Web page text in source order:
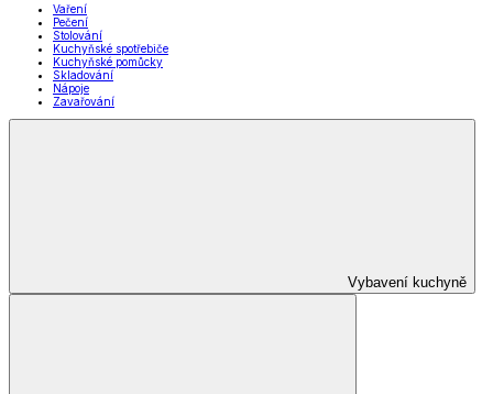
Vaření
Pečení
Stolování
Kuchyňské spotřebiče
Kuchyňské pomůcky
Skladování
Nápoje
Zavařování
Vybavení kuchyně